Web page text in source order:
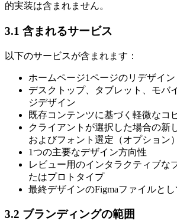
的実装は含まれません。
3.1 含まれるサービス
以下のサービスが含まれます：
ホームページ1ページのリデザイン
デスクトップ、タブレット、モバ
ジデザイン
既存コンテンツに基づく軽微なコ
クライアントが選択した場合の新
およびフォント選定（オプション）
1つの主要なデザイン方向性
レビュー用のインタラクティブな
たはプロトタイプ
最終デザインのFigmaファイルと
3.2 ブランディングの範囲